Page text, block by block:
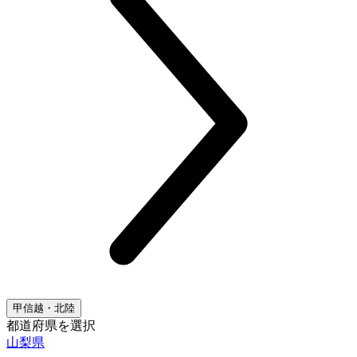
甲信越・北陸
都道府県を選択
山梨県